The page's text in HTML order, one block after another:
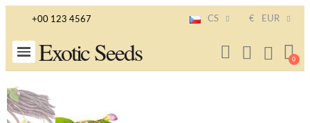
+00 123 4567 CS € EUR
Exotic Seeds